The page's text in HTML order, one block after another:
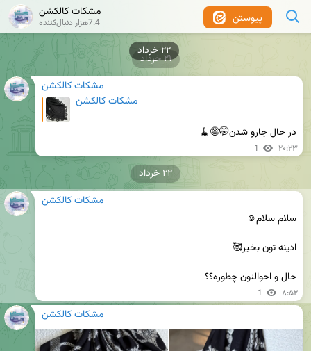
۲۲ خرداد
پیوستن مشکات کالکشن
7.4هزار دنبال‌کننده
مشکات کالکشن
مشکات کالکشن
در حال جارو شدن🤭😅🧹
1 ۲۰:۲۳
۲۱ خرداد
مشکات کالکشن
حال و احوالتون چطوره؟؟
1 ۸:۵۲
۲۲ خرداد
مشکات کالکشن